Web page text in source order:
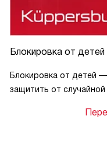
Блокировка от детей
Блокировка от детей
защитить от